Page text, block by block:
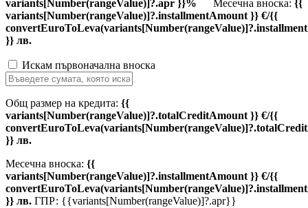
variants[Number(rangeValue)]?.apr }}% Месечна вноска: {{
variants[Number(rangeValue)]?.installmentAmount }} €/{{
}} лв.
Искам първоначална вноска
Общ размер на кредита: {{
variants[Number(rangeValue)]?.totalCreditAmount }} €/{{
}} лв.
Месечна вноска: {{
variants[Number(rangeValue)]?.installmentAmount }} €/{{
}} лв. ГПР: {{variants[Number(rangeValue)]?.apr}}